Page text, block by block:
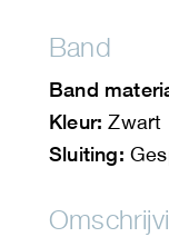
Band
Band
Kleur: Zwart
Sluiting: